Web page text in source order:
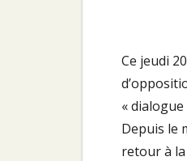
Ce jeudi
«
Depuis le
retour à